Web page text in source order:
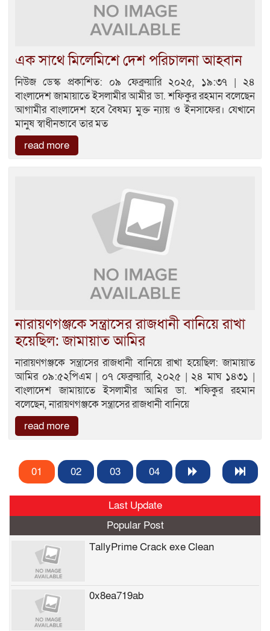
এক সাথে মিলেমিশে দেশ পরিচালনা আহবান
নিউজ ডেস্ক প্রকাশিত: ০৯ ফেব্রুয়ারি ২০২৫, ১৯:৩৭ | ২৪
বাংলাদেশ জামায়াতে ইসলামীর আমীর ডা. শফিকুর রহমান বলেছেন
আগামীর বাংলাদেশ হবে বৈষম্য মুক্ত ন্যায় ও ইনসাফের। যেখানে
মানুষ স্বাধীনভাবে তার মত
read more
নারায়ণগঞ্জকে সন্ত্রাসের রাজধানী বানিয়ে রাখা
হয়েছিল: জামায়াত আমির
নারায়ণগঞ্জকে সন্ত্রাসের রাজধানী বানিয়ে রাখা হয়েছিল: জামায়াত
আমির ০৯:৫২পিএম | ০৭ ফেব্রুয়ারি, ২০২৫ | ২৪ মাঘ ১৪৩১ |
বাংলাদেশ জামায়াতে ইসলামীর আমির ডা. শফিকুর রহমান
বলেছেন, নারায়ণগঞ্জকে সন্ত্রাসের রাজধানী বানিয়ে
read more
01 02 03 04
Last Update
Popular Post
TallyPrime Crack exe Clean
0x8ea719ab